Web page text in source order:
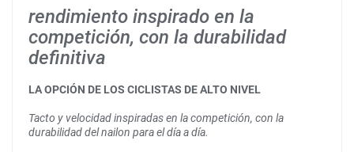
rendimiento inspirado en la
competición, con la durabilidad
definitiva
LA OPCIÓN DE LOS CICLISTAS DE ALTO NIVEL
Tacto yvelocidadinspiradasen lacompetición, con la
durabilidaddelnailon para eldíaadía.